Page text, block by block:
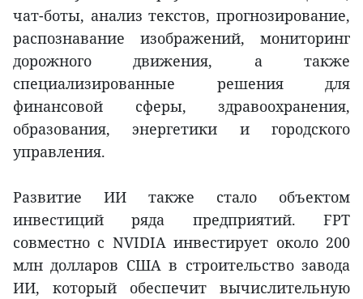
чат-боты, анализ текстов, прогнозирование,
распознавание изображений, мониторинг
дорожного движения, а также
специализированные решения для
финансовой сферы, здравоохранения,
образования, энергетики и городского
управления.
Развитие ИИ также стало объектом
инвестиций ряда предприятий. FPT
совместно с NVIDIA инвестирует около 200
млн долларов США в строительство завода
ИИ, который обеспечит вычислительную